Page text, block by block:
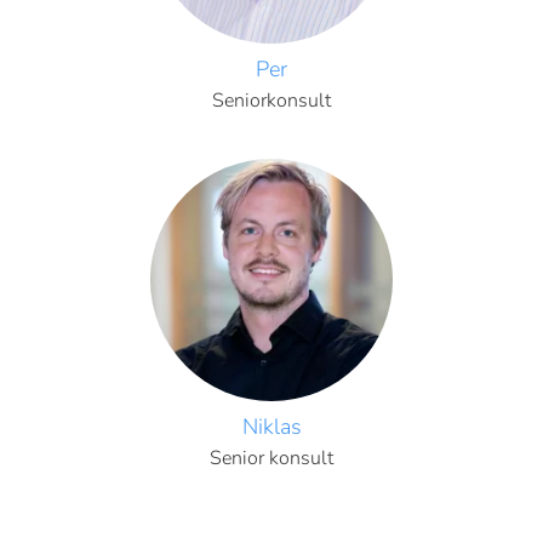
Per
Seniorkonsult
Niklas
Senior konsult